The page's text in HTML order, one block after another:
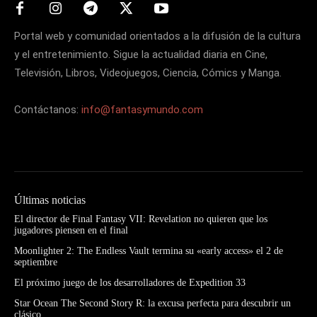
Portal web y comunidad orientados a la difusión de la cultura
y el entretenimiento. Sigue la actualidad diaria en Cine,
Televisión, Libros, Videojuegos, Ciencia, Cómics y Manga.
Contáctanos: info@fantasymundo.com
Últimas noticias
El director de Final Fantasy VII: Revelation no quieren que los
jugadores piensen en el final
Moonlighter 2: The Endless Vault termina su «early access» el 2 de
septiembre
El próximo juego de los desarrolladores de Expedition 33
Star Ocean The Second Story R: la excusa perfecta para descubrir un
clásico